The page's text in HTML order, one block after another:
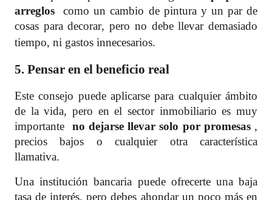
arregloscomo un cambio de pintura y un par de
cosas para decorar, pero no debe llevar demasiado
tiempo, ni gastos innecesarios.
5. Pensar en el beneficio real
Este consejo puede aplicarse para cualquier ámbito
de la vida, pero en el sector inmobiliario es muy
importante
no dejarse llevar solo por promesas ,
precios bajos o cualquier otra característica
llamativa.
Una institución bancaria puede ofrecerte una baja
tasa de interés, pero debes ahondar un poco más en